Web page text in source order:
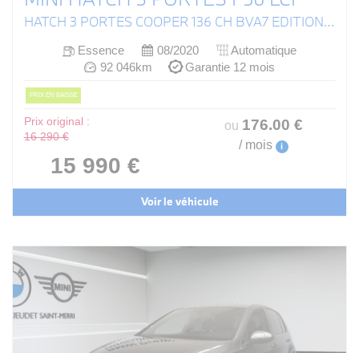
HATCH 3 PORTES COOPER 136 CH BVA7 EDITION GREENWICH
Essence 08/2020
Automatique
92 046km
Garantie 12 mois
PRIX EN BAISSE
Prix original :
16 290 €
15 990 €
ou 176.00 €
/ mois i
Voir le véhicule